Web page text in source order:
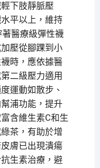
下肢靜脈壓
平以上，維持
醫療級彈性襪
壓從腳踝到小
時，應依據醫
二級壓力適用
運動如散步、
浦功能，提升
含維生素C和生
茶，有助於增
膚已出現潰瘍
生素治療，避